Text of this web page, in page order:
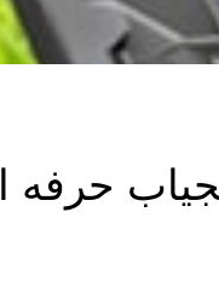
حرفه